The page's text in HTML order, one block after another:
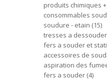
produits chimiques
consommables
soudure - etain 15
tresses a dessouder
fers a souder et
accessoires de
aspiration des
fers a souder 4